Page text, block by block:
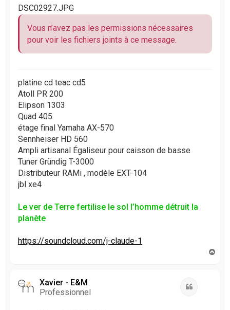
DSC02927.JPG
Vous n’avez pas les permissions nécessaires
pour voir les fichiers joints à ce message.
platine cd teac cd5
Atoll PR 200
Elipson 1303
Quad 405
étage final Yamaha AX-570
Sennheiser HD 560
Ampli artisanal Égaliseur pour caisson de basse
Tuner Gründig T-3000
Distributeur RAMi , modèle EXT-104
jbl xe4
Le ver de Terre fertilise le sol l’homme détruit la
planète
https://soundcloud.com/j-claude-1
Xavier - E&M
Professionnel